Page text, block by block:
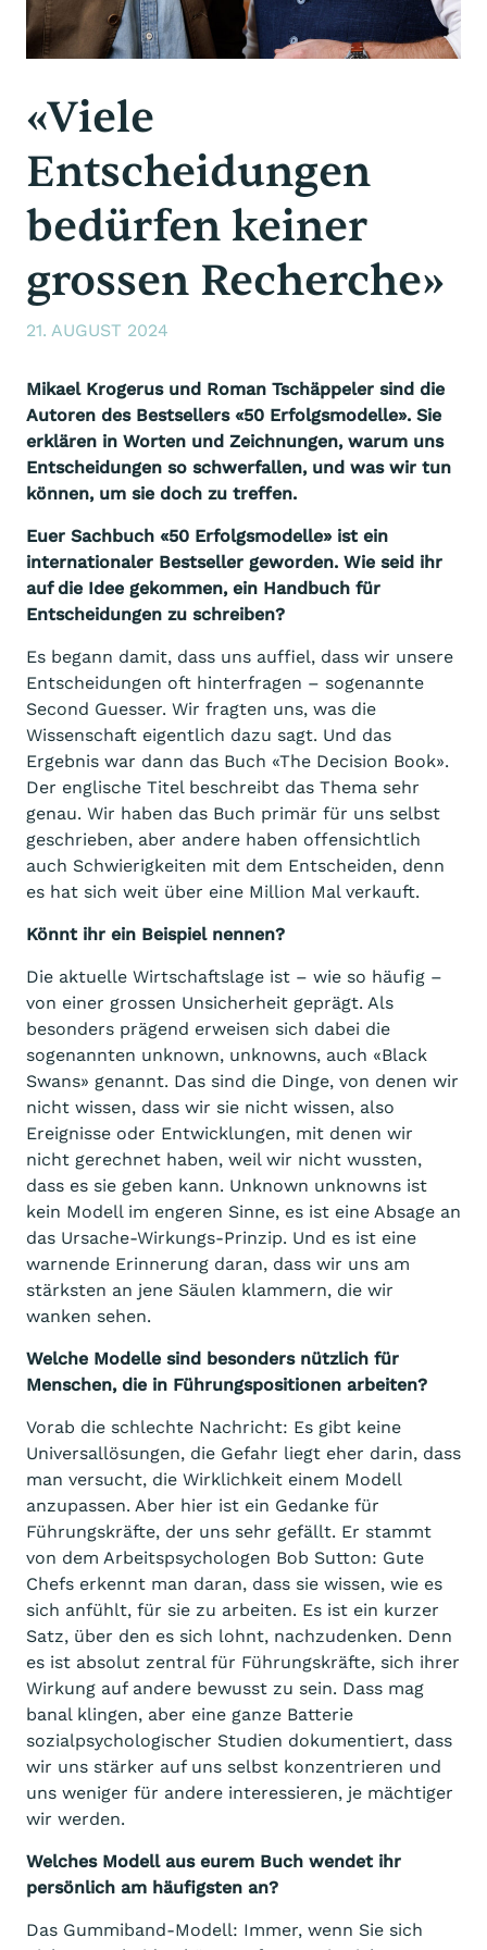
«Viele
Entscheidungen
bedürfen keiner
grossen Recherche»
21. AUGUST 2024
Mikael Krogerus und Roman Tschäppeler sind die
Autoren des Bestsellers «50 Erfolgsmodelle». Sie
erklären in Worten und Zeichnungen, warum uns
Entscheidungen so schwerfallen, und was wir tun
können, um sie doch zu treffen.
Euer Sachbuch «50 Erfolgsmodelle» ist ein
internationaler Bestseller geworden. Wie seid ihr
auf die Idee gekommen, ein Handbuch für
Entscheidungen zu schreiben?
Es begann damit, dass uns auffiel, dass wir unsere
Entscheidungen oft hinterfragen – sogenannte
Second Guesser. Wir fragten uns, was die
Wissenschaft eigentlich dazu sagt. Und das
Ergebnis war dann das Buch «The Decision Book».
Der englische Titel beschreibt das Thema sehr
genau. Wir haben das Buch primär für uns selbst
geschrieben, aber andere haben offensichtlich
auch Schwierigkeiten mit dem Entscheiden, denn
es hat sich weit über eine Million Mal verkauft.
Könnt ihr ein Beispiel nennen?
Die aktuelle Wirtschaftslage ist – wie so häufig –
von einer grossen Unsicherheit geprägt. Als
besonders prägend erweisen sich dabei die
sogenannten unknown, unknowns, auch «Black
Swans» genannt. Das sind die Dinge, von denen wir
nicht wissen, dass wir sie nicht wissen, also
Ereignisse oder Entwicklungen, mit denen wir
nicht gerechnet haben, weil wir nicht wussten,
dass es sie geben kann. Unknown unknowns ist
kein Modell im engeren Sinne, es ist eine Absage an
das Ursache-Wirkungs-Prinzip. Und es ist eine
warnende Erinnerung daran, dass wir uns am
stärksten an jene Säulen klammern, die wir
wanken sehen.
Welche Modelle sind besonders nützlich für
Menschen, die in Führungspositionen arbeiten?
Vorab die schlechte Nachricht: Es gibt keine
Universallösungen, die Gefahr liegt eher darin, dass
man versucht, die Wirklichkeit einem Modell
anzupassen. Aber hier ist ein Gedanke für
Führungskräfte, der uns sehr gefällt. Er stammt
von dem Arbeitspsychologen Bob Sutton: Gute
Chefs erkennt man daran, dass sie wissen, wie es
sich anfühlt, für sie zu arbeiten. Es ist ein kurzer
Satz, über den es sich lohnt, nachzudenken. Denn
es ist absolut zentral für Führungskräfte, sich ihrer
Wirkung auf andere bewusst zu sein. Dass mag
banal klingen, aber eine ganze Batterie
sozialpsychologischer Studien dokumentiert, dass
wir uns stärker auf uns selbst konzentrieren und
uns weniger für andere interessieren, je mächtiger
wir werden.
Welches Modell aus eurem Buch wendet ihr
persönlich am häufigsten an?
Das Gummiband-Modell: Immer, wenn Sie sich